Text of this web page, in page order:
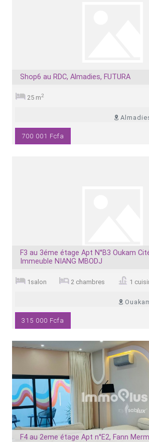
Shop6 au RDC, Almadies, FUTURA
25 m2
700 001 Fcfa
F3 au 3éme étage Apt N°B3 Oukam
Immeuble NIANG MBODJ
1salon 2 chambres 1
315 000 Fcfa
F4 au 2eme étage Apt n°E2, Fann